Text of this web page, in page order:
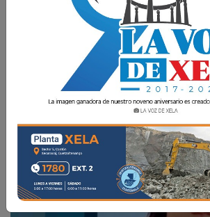
Cabúz, en San Pablo.
La Voz de Xela 7 Julio 2026 09:19